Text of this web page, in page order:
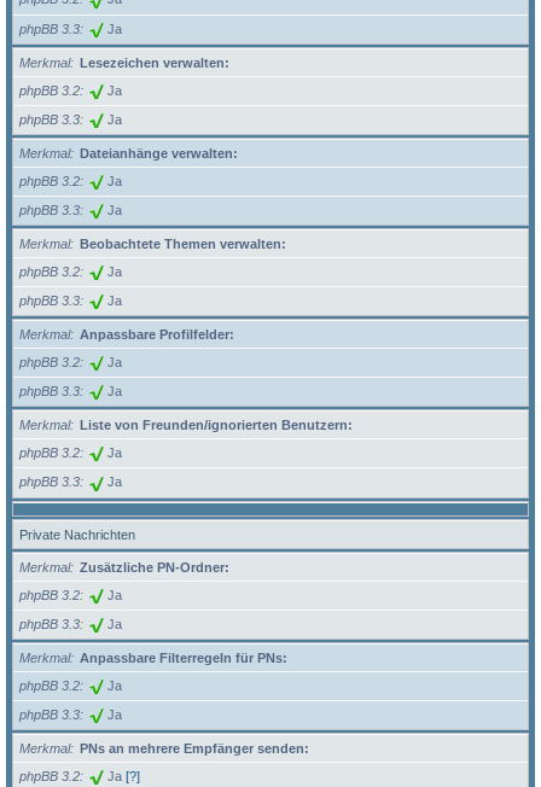
phpBB 3.3 Ja
Merkmal
Lesezeichen verwalten:
phpBB 3.2
Ja
phpBB 3.3 Ja
Merkmal
Dateianhänge verwalten:
phpBB 3.2
Ja
phpBB 3.3 Ja
Merkmal
Beobachtete Themen verwalten:
phpBB 3.2
Ja
phpBB 3.3 Ja
Merkmal
Anpassbare Profilfelder:
phpBB 3.2
Ja
phpBB 3.3 Ja
Merkmal
Liste von Freunden/ignorierten Benutzern:
phpBB 3.2
Ja
phpBB 3.3 Ja
Private Nachrichten
Merkmal
Zusätzliche PN-Ordner:
phpBB 3.2
Ja
phpBB 3.3 Ja
Merkmal
Anpassbare Filterregeln für PNs:
phpBB 3.2
Ja
phpBB 3.3 Ja
Merkmal
PNs an mehrere Empfänger senden:
phpBB 3.2
Ja [?]